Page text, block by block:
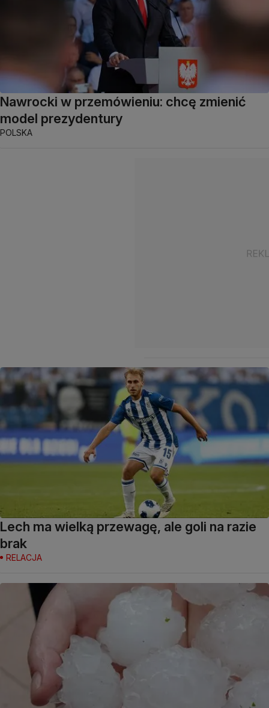
Nawrocki w przemówieniu: chcę zmienić
model prezydentury
POLSKA
Lech ma wielką przewagę, ale goli na razie
brak
RELACJA